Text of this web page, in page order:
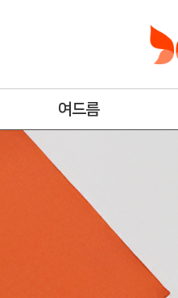
여드름